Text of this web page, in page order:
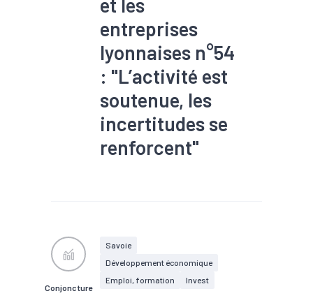
entreprises
lyonnaises n°54
: "L’activité est
soutenue, les
incertitudes se
renforcent"
#Export
#Insertion
#Interim
#Investissement
#Marché
Conjoncture
Savoie
Développement économique
Emploi, formation
Invest